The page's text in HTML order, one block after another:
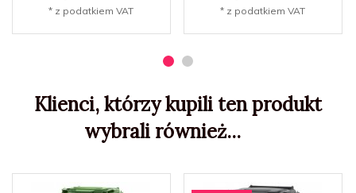
* z podatkiem VAT * z podatkiem VAT
Klienci, którzy kupili ten produkt
wybrali również...